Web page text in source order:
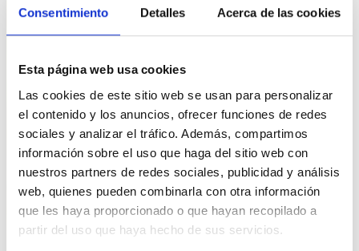
Consentimiento Detalles Acerca de las cookies
Esta página web usa cookies
Las cookies de este sitio web se usan para personalizar
el contenido y los anuncios, ofrecer funciones de redes
sociales y analizar el tráfico. Además, compartimos
información sobre el uso que haga del sitio web con
nuestros partners de redes sociales, publicidad y análisis
web, quienes pueden combinarla con otra información
que les haya proporcionado o que hayan recopilado a
partir del uso que haya hecho de sus servicios.